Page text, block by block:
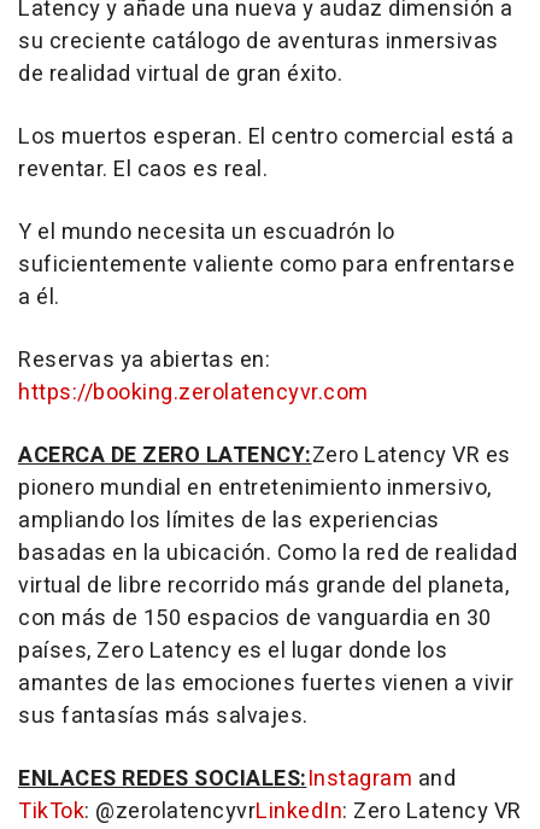
Latency y añade una nueva y audaz dimensión a
su creciente catálogo de aventuras inmersivas
de realidad virtual de gran éxito.
Los muertos esperan. El centro comercial está a
reventar. El caos es real.
Y el mundo necesita un escuadrón lo
suficientemente valiente como para enfrentarse
a él.
Reservas ya abiertas en:
https://booking.zerolatencyvr.com
ACERCA DE ZERO LATENCY:Zero Latency VR es
pionero mundial en entretenimiento inmersivo,
ampliando los límites de las experiencias
basadas en la ubicación. Como la red de realidad
virtual de libre recorrido más grande del planeta,
con más de 150 espacios de vanguardia en 30
países, Zero Latency es el lugar donde los
amantes de las emociones fuertes vienen a vivir
sus fantasías más salvajes.
ENLACES REDES SOCIALES:Instagram and
TikTok: @zerolatencyvrLinkedIn: Zero Latency VR